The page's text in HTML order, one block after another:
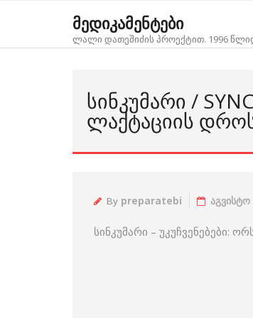
მედიკამენტები
ლალი დათეშიძის პროექტით. 1996
ᲡᲘᲜᲙᲣᲛᲐᲠᲘ /
ᲚᲐᲥᲢᲐᲪᲘᲘᲡ
By preparatebi
სინკუმარი – უკუჩვენებები: